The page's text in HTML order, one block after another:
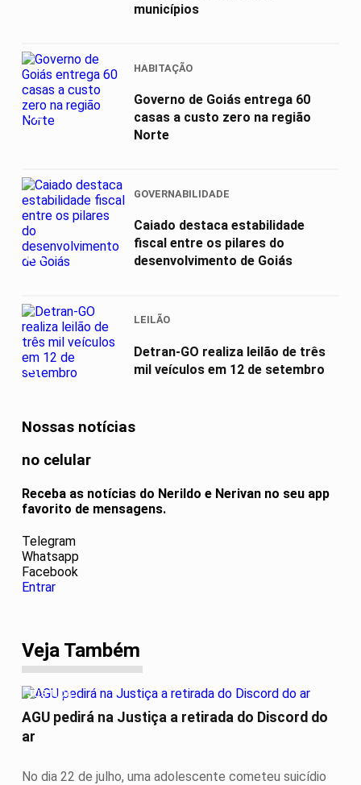
municípios
02
HABITAÇÃO
Governo de Goiás entrega 60
casas a custo zero na região
Norte
03
GOVERNABILIDADE
Caiado destaca estabilidade
fiscal entre os pilares do
desenvolvimento de Goiás
04
LEILÃO
Detran-GO realiza leilão de três
mil veículos em 12 de setembro
Nossas notícias
no celular
Receba as notícias do Nerildo e Nerivan no seu app
favorito de mensagens.
Telegram
Whatsapp
Facebook
Entrar
Veja Também
JUSTIÇA
AGU pedirá na Justiça a retirada do Discord do
ar
No dia 22 de julho, uma adolescente cometeu suicídio